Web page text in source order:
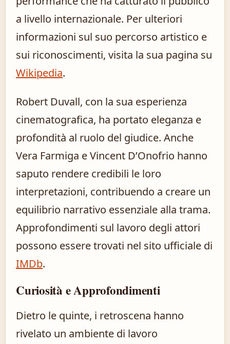
a livello internazionale. Per ulteriori
informazioni sul suo percorso artistico e
sui riconoscimenti, visita la sua pagina su
Wikipedia.
Robert Duvall, con la sua esperienza
cinematografica, ha portato eleganza e
profondità al ruolo del giudice. Anche
Vera Farmiga e Vincent D’Onofrio hanno
saputo rendere credibili le loro
interpretazioni, contribuendo a creare un
equilibrio narrativo essenziale alla trama.
Approfondimenti sul lavoro degli attori
possono essere trovati nel sito ufficiale di
IMDb.
Curiosità e Approfondimenti
Dietro le quinte, i retroscena hanno
rivelato un ambiente di lavoro